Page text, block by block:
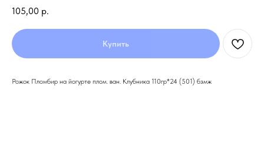
105,00 р.
Купить
Рожок Пломбир на йогурте плом. ван. Клубника 110гр*24 (501) бзмж